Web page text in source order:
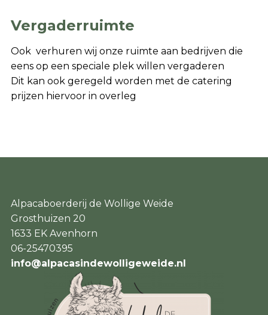
Vergaderruimte
Ook verhuren wij onze ruimte aan bedrijven die
eens op een speciale plek willen vergaderen
Dit kan ook geregeld worden met de catering
prijzen hiervoor in overleg
Alpacaboerderij de Wollige Weide
Grosthuizen 20
1633 EK Avenhorn
06-25470395
info@alpacasindewolligeweide.nl